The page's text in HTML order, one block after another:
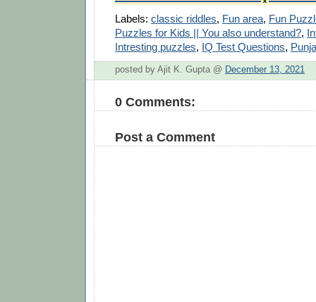
Labels: classic riddles, Fun area, Fun
Puzzles for Kids || You also understand?,
Intresting puzzles, IQ Test Questions,
posted by Ajit K. Gupta @ December 13, 2021
0 Comments:
Post a Comment